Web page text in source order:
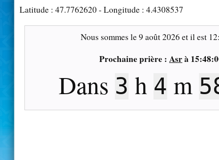
Latitude : 47.7762620- Longitude : 4.4308537
Nous sommes le9 août 2026 et il est
Prochaine prière : Asrà
Dans 3 h 4 m